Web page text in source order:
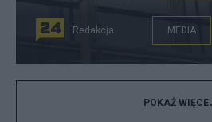
Redakcja MEDIA
POKAŻ